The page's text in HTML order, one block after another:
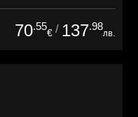
70.55
€ / 137.98
лв.